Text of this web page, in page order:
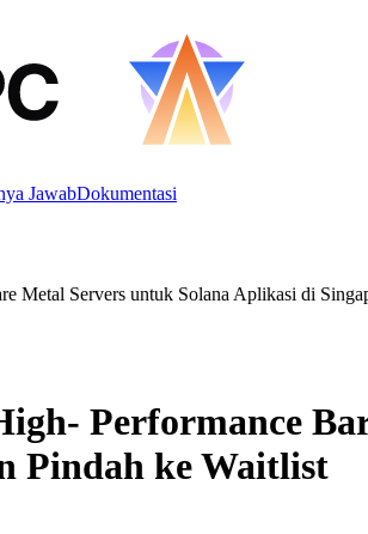
JawabDokumentasi
Metal Servers untuk Solana Aplikasi di
Performance
Pindah ke Waitlist